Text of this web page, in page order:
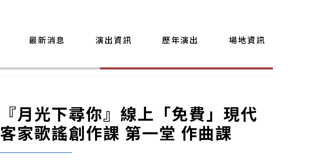
最新消息 演出資訊 歷年演出 場地資訊
『月光下尋你』線上「免費」現代
客家歌謠創作課 第一堂 作曲課